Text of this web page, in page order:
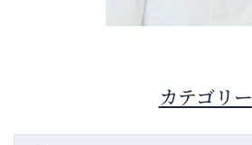
カテゴリー